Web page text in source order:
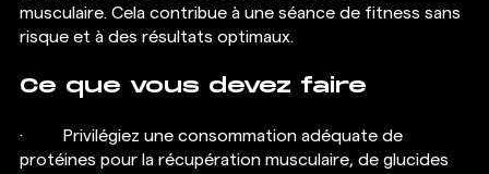
musculaire. Cela contribue à une séance de fitness sans
risque et à des résultats optimaux.
Ce que vous devez faire
·  	Privilégiez une consommation adéquate de
protéines pour la récupération musculaire, de glucides